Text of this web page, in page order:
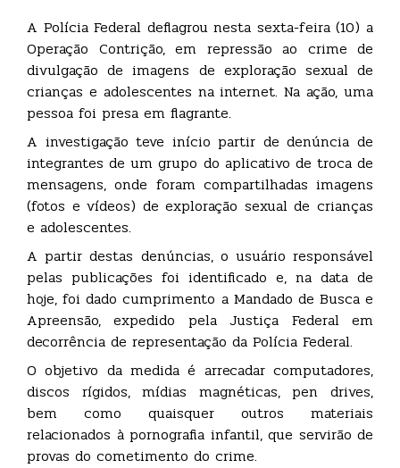
A Polícia Federal deflagrou nesta sexta-feira (10) a
Operação Contrição, em repressão ao crime de
divulgação de imagens de exploração sexual de
crianças e adolescentes na internet. Na ação, uma
pessoa foi presa em flagrante.
A investigação teve início partir de denúncia de
integrantes de um grupo do aplicativo de troca de
mensagens, onde foram compartilhadas imagens
(fotos e vídeos) de exploração sexual de crianças
e adolescentes.
A partir destas denúncias, o usuário responsável
pelas publicações foi identificado e, na data de
hoje, foi dado cumprimento a Mandado de Busca e
Apreensão, expedido pela Justiça Federal em
decorrência de representação da Polícia Federal.
O objetivo da medida é arrecadar computadores,
discos rígidos, mídias magnéticas, pen drives,
bem como quaisquer outros materiais
relacionados à pornografia infantil, que servirão de
provas do cometimento do crime.